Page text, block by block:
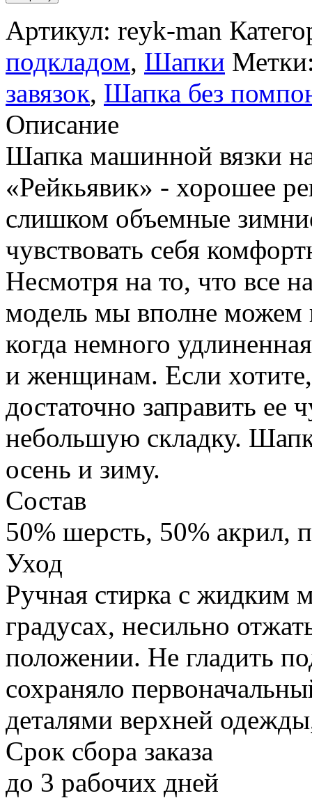
Артикул: reyk-man
подкладом, Шапки
завязок, Шапка без
Описание
Шапка машинной вязки
«Рейкьявик» - хорошее
слишком объемные
чувствовать себя
Несмотря на то, что все
модель мы вполне можем
когда немного
и женщинам. Если
достаточно заправить ее
небольшую складку.
осень и зиму.
Состав
50% шерсть, 50% акрил,
Уход
Ручная стирка с
градусах, несильно
положении. Не гладить
сохраняло
деталями верхней
Срок сбора заказа
до 3 рабочих дней